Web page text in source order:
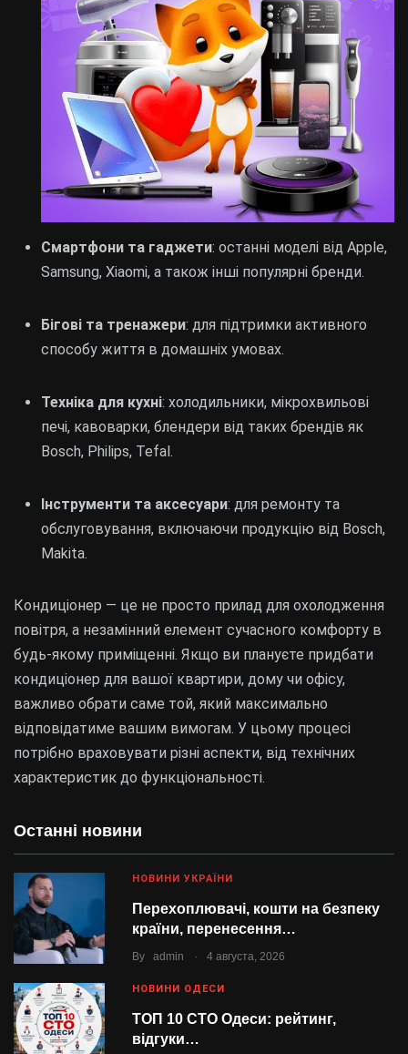
Останні новини
НОВИНИ УКРАЇНИ
Перехоплювачі, кошти на безпеку
країни, перенесення…
By admin 4 августа, 2026
НОВИНИ ОДЕСИ
ТОП 10 СТО Одеси: рейтинг,
відгуки…
Смартфони та гаджети: останні моделі від Apple,
Samsung, Xiaomi, а також інші популярні бренди.
Бігові та тренажери: для підтримки активного
способу життя в домашніх умовах.
Техніка для кухні: холодильники, мікрохвильові
печі, кавоварки, блендери від таких брендів як
Bosch, Philips, Tefal.
Інструменти та аксесуари: для ремонту та
обслуговування, включаючи продукцію від Bosch,
Makita.
Кондиціонер — це не просто прилад для охолодження
повітря, а незамінний елемент сучасного комфорту в
будь-якому приміщенні. Якщо ви плануєте придбати
кондиціонер для вашої квартири, дому чи офісу,
важливо обрати саме той, який максимально
відповідатиме вашим вимогам. У цьому процесі
потрібно враховувати різні аспекти, від технічних
характеристик до функціональності.